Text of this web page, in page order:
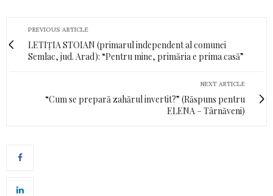
PREVIOUS ARTICLE
LETIȚIA STOIAN (primarul independent al comunei
Semlac, jud. Arad): “Pentru mine, primăria e prima casă”
NEXT ARTICLE
“Cum se prepară zahărul invertit?” (Răspuns pentru
ELENA – Târnăveni)